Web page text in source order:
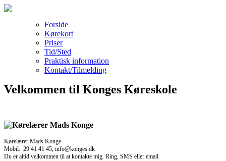
Forside
Kørekort
Priser
Tid/Sted
Praktisk information
Kontakt/Tilmelding
Velkommen til Konges Køreskole
Kørelærer Mads Konge
Mobil: 29 41 41 45, info@konges.dk
Du er altid velkommen til at kontakte mig. Ring, SMS eller email.